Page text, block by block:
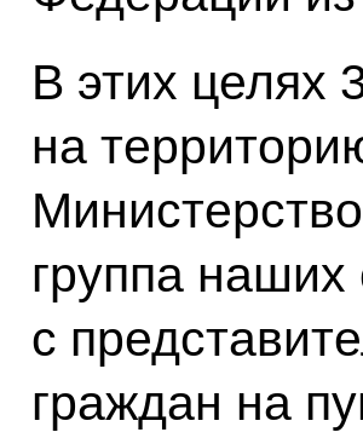
В этих целях
на
группа наших
с
граждан на